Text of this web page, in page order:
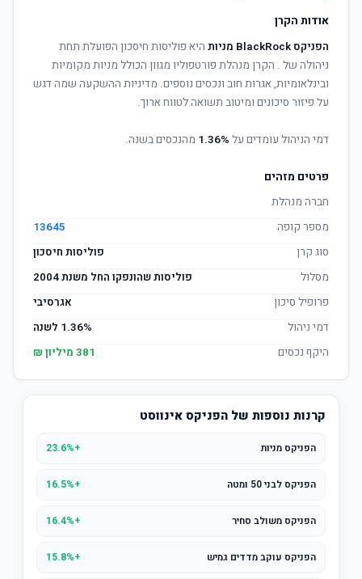
אודות הקרן
הפניקס BlackRock מניות
היא פוליסות חיסכון הפועלת תחת
ניהולה של . הקרן מנהלת פורטפוליו מגוון הכולל מניות מקומיות
ובינלאומיות, אגרות חוב ונכסים נוספים. מדיניות ההשקעה שמה דגש
על פיזור סיכונים ומיטוב תשואה לטווח ארוך.
דמי הניהול עומדים על 1.36% מהנכסים בשנה.
פרטים מזהים
חברה מנהלת
מספר קופה
13645
סוג קרן
פוליסות חיסכון
מסלול
פוליסות שהונפקו החל משנת 2004
פרופיל סיכון
אגרסיבי
דמי ניהול
1.36% לשנה
היקף נכסים
381 מיליון ₪
קרנות נוספות של הפניקס אינווסט
הפניקס מניות +23.6%
הפניקס לבני 50 ומטה +16.5%
הפניקס משולב סחיר +16.4%
הפניקס עוקב מדדים גמיש +15.8%